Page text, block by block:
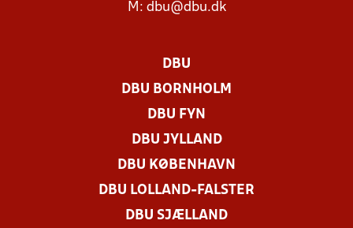
M: dbu@dbu.dk
DBU
DBU BORNHOLM
DBU FYN
DBU JYLLAND
DBU KØBENHAVN
DBU LOLLAND-FALSTER
DBU SJÆLLAND